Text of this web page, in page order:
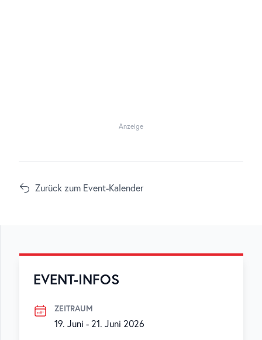
Anzeige
Zurück zum Event-Kalender
EVENT-INFOS
ZEITRAUM
19. Juni - 21. Juni 2026